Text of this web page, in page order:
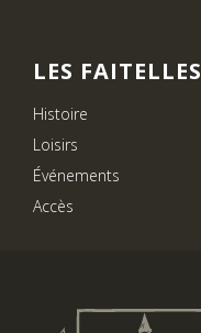
LES FAITELLES
Histoire
Loisirs
Événements
Accès